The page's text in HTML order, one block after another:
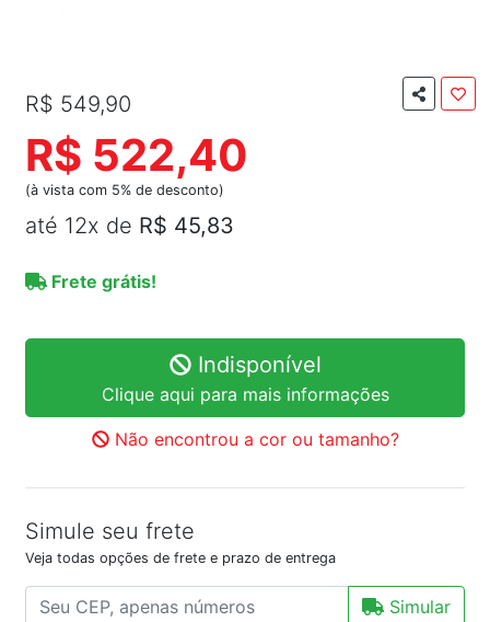
R$ 549,90
R$ 522,40
(à vista com 5% de desconto)
até 12x de R$ 45,83
Frete grátis!
Indisponível
Clique aqui para mais informações
Não encontrou a cor ou tamanho?
Simule seu frete
Veja todas opções de frete e prazo de entrega
Simular